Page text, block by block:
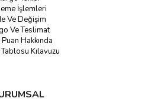
İşlemleri
Ve Değişim
Ve Teslimat
Hakkında
Kılavuzu